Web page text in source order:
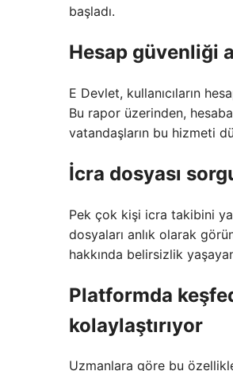
başladı.
Hesap güvenliği
E Devlet, kullanıcıların
Bu rapor üzerinden,
vatandaşların bu hizmeti
İcra dosyası
Pek çok kişi icra takibini
dosyaları anlık olarak
hakkında belirsizlik
Platformda
kolaylaştırıyor
Uzmanlara göre bu